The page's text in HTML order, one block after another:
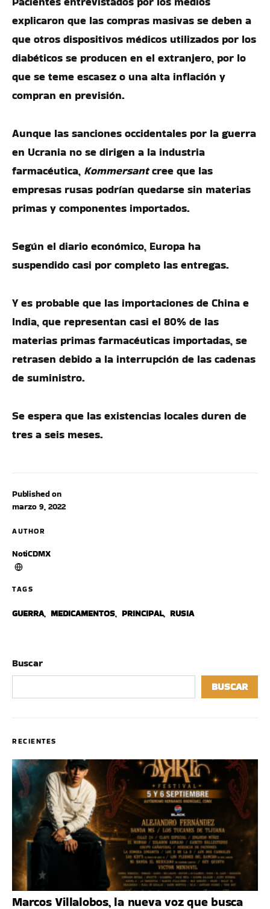
Published on
marzo 9, 2022
AUTHOR
NotiCDMX
TAGS
GUERRA, MEDICAMENTOS, PRINCIPAL, RUSIA
explicaron que las compras masivas se deben a
que otros dispositivos médicos utilizados por los
diabéticos se producen en el extranjero, por lo
que se teme escasez o una alta inflación y
compran en previsión.
Aunque las sanciones occidentales por la guerra
en Ucrania no se dirigen a la industria
farmacéutica, Kommersantcree que las
empresas rusas podrían quedarse sin materias
primas y componentes importados.
Según el diario económico, Europa ha
suspendido casi por completo las entregas.
Y es probable que las importaciones de China e
India, que representan casi el 80% de las
materias primas farmacéuticas importadas, se
retrasen debido a la interrupción de las cadenas
de suministro.
Se espera que las existencias locales duren de
tres a seis meses.
Buscar
BUSCAR
RECIENTES
Marcos Villalobos, la nueva voz que busca